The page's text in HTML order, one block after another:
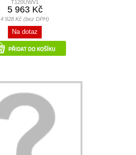
T120UWV1
5 963 Kč
4 928 Kč (bez DPH)
Na dotaz